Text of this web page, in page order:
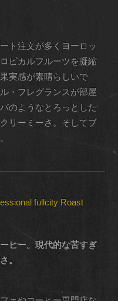
ト注文が多くヨーロッ
ピカルフルーツを凝縮
実感が素晴らしいで
・フレグランスが部屋
のようなとろっとした
リーミーさ。そしてブ
fullcity Roast
ヒー。現代的な苦すぎ
。